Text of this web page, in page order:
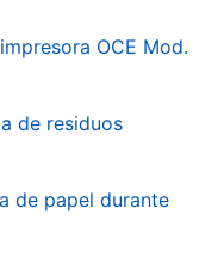
OCE Mod.
de residuos
de papel durante